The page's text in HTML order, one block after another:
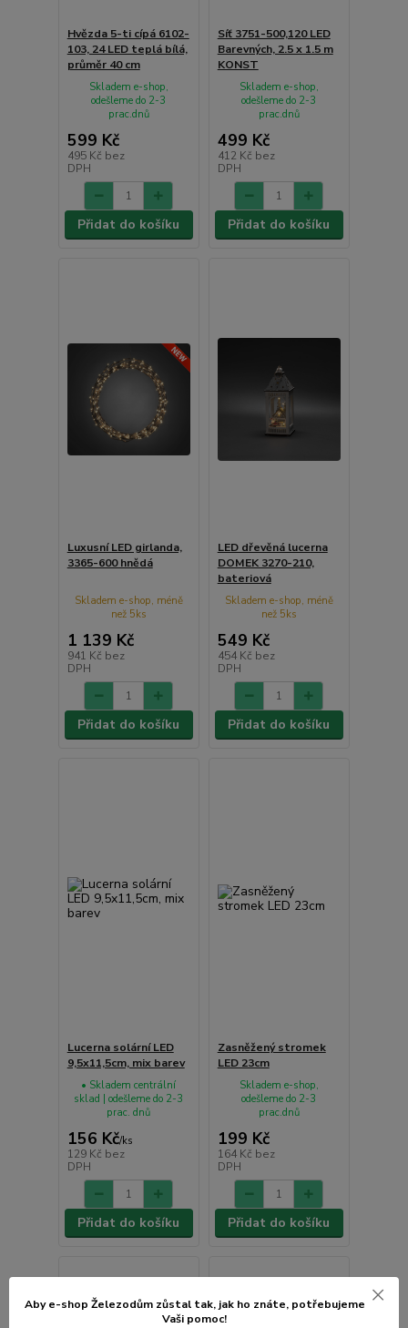
Hvězda 5-ti cípá 6102-
103, 24 LED teplá bílá,
průměr 40 cm
599 Kč
495 Kč bez
DPH
Skladem e-shop,
odešleme do 2-3
prac.dnů
Přidat do košíku
Síť 3751-500,120 LED
Barevných, 2.5 x 1.5 m
KONST
499 Kč
412 Kč bez
DPH
Skladem e-shop,
odešleme do 2-3
prac.dnů
Přidat do košíku
Luxusní LED girlanda,
3365-600 hnědá
1 139 Kč
941 Kč bez
DPH
Skladem e-shop, méně
než 5ks
Přidat do košíku
LED dřevěná lucerna
DOMEK 3270-210,
bateriová
549 Kč
454 Kč bez
DPH
Skladem e-shop, méně
než 5ks
Přidat do košíku
Lucerna solární LED
9,5x11,5cm, mix barev
156 Kč/ks
129 Kč bez
DPH
• Skladem centrální
sklad | odešleme do 2-3
prac. dnů
Přidat do košíku
Zasněžený stromek
LED 23cm
199 Kč
164 Kč bez
DPH
Skladem e-shop,
odešleme do 2-3
prac.dnů
Přidat do košíku
Aby e-shop Železodům zůstal tak, jak ho znáte, potřebujeme
Vaši pomoc!